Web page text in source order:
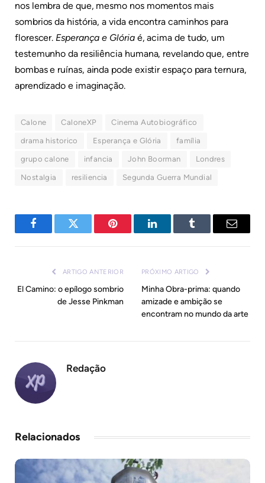
nos lembra de que, mesmo nos momentos mais
sombrios da história, a vida encontra caminhos para
florescer.Esperança e Glóriaé, acima de tudo, um
testemunho da resiliência humana, revelando que, entre
bombas e ruínas, ainda pode existir espaço para ternura,
aprendizado e imaginação.
Calone CaloneXP Cinema Autobiográfico
drama historico Esperança e Glória família
grupo calone infancia John Boorman Londres
Nostalgia resiliencia Segunda Guerra Mundial
FacebookTwitter Pinterest LinkedInTumblr
E-
ARTIGO ANTERIOR
El Camino: o epílogo sombrio
de Jesse Pinkman
PRÓXIMO ARTIGO
Minha Obra-prima: quando
amizade e ambição se
encontram no mundo da arte
Redação
Relacionados